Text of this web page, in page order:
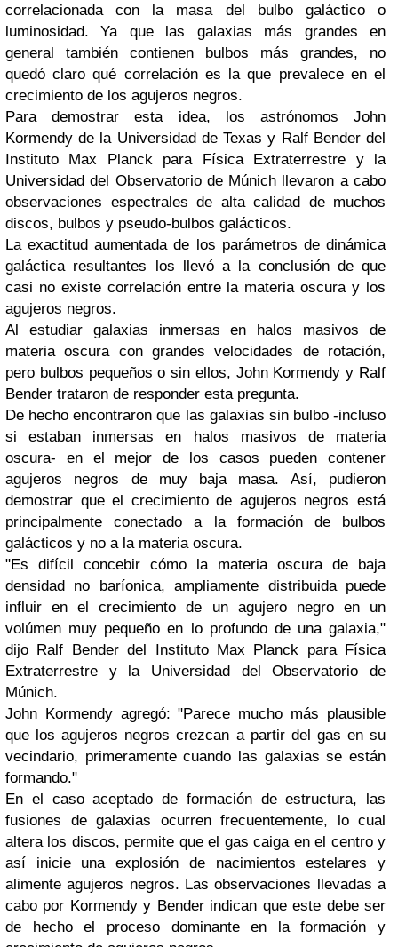
correlacionada con la masa del bulbo galáctico o
luminosidad. Ya que las galaxias más grandes en
general también contienen bulbos más grandes, no
quedó claro qué correlación es la que prevalece en el
crecimiento de los agujeros negros.
Para demostrar esta idea, los astrónomos John
Kormendy de la Universidad de Texas y Ralf Bender del
Instituto Max Planck para Física Extraterrestre y la
Universidad del Observatorio de Múnich llevaron a cabo
observaciones espectrales de alta calidad de muchos
discos, bulbos y pseudo-bulbos galácticos.
La exactitud aumentada de los parámetros de dinámica
galáctica resultantes los llevó a la conclusión de que
casi no existe correlación entre la materia oscura y los
agujeros negros.
Al estudiar galaxias inmersas en halos masivos de
materia oscura con grandes velocidades de rotación,
pero bulbos pequeños o sin ellos, John Kormendy y Ralf
Bender trataron de responder esta pregunta.
De hecho encontraron que las galaxias sin bulbo -incluso
si estaban inmersas en halos masivos de materia
oscura- en el mejor de los casos pueden contener
agujeros negros de muy baja masa. Así, pudieron
demostrar que el crecimiento de agujeros negros está
principalmente conectado a la formación de bulbos
galácticos y no a la materia oscura.
"Es difícil concebir cómo la materia oscura de baja
densidad no baríonica, ampliamente distribuida puede
influir en el crecimiento de un agujero negro en un
volúmen muy pequeño en lo profundo de una galaxia,"
dijo Ralf Bender del Instituto Max Planck para Física
Extraterrestre y la Universidad del Observatorio de
Múnich.
John Kormendy agregó: "Parece mucho más plausible
que los agujeros negros crezcan a partir del gas en su
vecindario, primeramente cuando las galaxias se están
formando."
En el caso aceptado de formación de estructura, las
fusiones de galaxias ocurren frecuentemente, lo cual
altera los discos, permite que el gas caiga en el centro y
así inicie una explosión de nacimientos estelares y
alimente agujeros negros. Las observaciones llevadas a
cabo por Kormendy y Bender indican que este debe ser
de hecho el proceso dominante en la formación y